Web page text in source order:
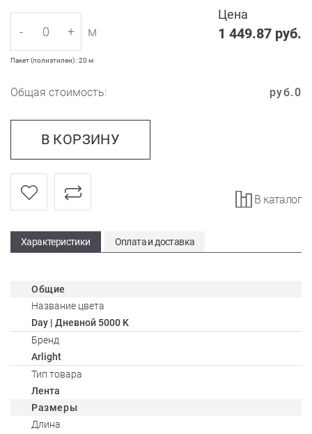
Цена
1 449.87 руб.
- + м
Пакет (полиэтилен) : 20 м
Общая стоимость: 0
руб.
В КОРЗИНУ
В каталог
Характеристики Оплата и доставка
Общие
Название цвета
Day | Дневной 5000 K
Бренд
Arlight
Тип товара
Лента
Размеры
Длина